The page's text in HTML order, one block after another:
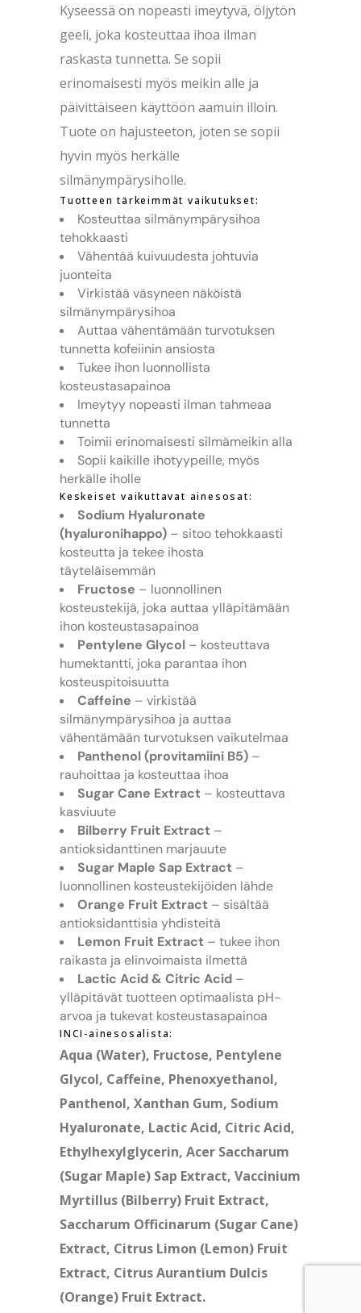
Kyseessä on nopeasti imeytyvä, öljytön
geeli, joka kosteuttaa ihoa ilman
raskasta tunnetta. Se sopii
erinomaisesti myös meikin alle ja
päivittäiseen käyttöön aamuin illoin.
Tuote on hajusteeton, joten se sopii
hyvin myös herkälle
silmänympärysiholle.
Tuotteen tärkeimmät vaikutukset:
Kosteuttaa silmänympärysihoa
tehokkaasti
Vähentää kuivuudesta johtuvia
juonteita
Virkistää väsyneen näköistä
silmänympärysihoa
Auttaa vähentämään turvotuksen
tunnetta kofeiinin ansiosta
Tukee ihon luonnollista
kosteustasapainoa
Imeytyy nopeasti ilman tahmeaa
tunnetta
Toimii erinomaisesti silmämeikin alla
Sopii kaikille ihotyypeille, myös
herkälle iholle
Keskeiset vaikuttavat ainesosat:
Sodium Hyaluronate
(hyaluronihappo) – sitoo tehokkaasti
kosteutta ja tekee ihosta
täyteläisemmän
Fructose – luonnollinen
kosteustekijä, joka auttaa ylläpitämään
ihon kosteustasapainoa
Pentylene Glycol – kosteuttava
humektantti, joka parantaa ihon
kosteuspitoisuutta
Caffeine – virkistää
silmänympärysihoa ja auttaa
vähentämään turvotuksen vaikutelmaa
Panthenol (provitamiini B5) –
rauhoittaa ja kosteuttaa ihoa
Sugar Cane Extract – kosteuttava
kasviuute
Bilberry Fruit Extract –
antioksidanttinen marjauute
Sugar Maple Sap Extract –
luonnollinen kosteustekijöiden lähde
Orange Fruit Extract – sisältää
antioksidanttisia yhdisteitä
Lemon Fruit Extract – tukee ihon
raikasta ja elinvoimaista ilmettä
Lactic Acid & Citric Acid –
ylläpitävät tuotteen optimaalista pH-
arvoa ja tukevat kosteustasapainoa
INCI-ainesosalista:
Aqua (Water), Fructose, Pentylene
Glycol, Caffeine, Phenoxyethanol,
Panthenol, Xanthan Gum, Sodium
Hyaluronate, Lactic Acid, Citric Acid,
Ethylhexylglycerin, Acer Saccharum
(Sugar Maple) Sap Extract, Vaccinium
Myrtillus (Bilberry) Fruit Extract,
Saccharum Officinarum (Sugar Cane)
Extract, Citrus Limon (Lemon) Fruit
Extract, Citrus Aurantium Dulcis
(Orange) Fruit Extract.